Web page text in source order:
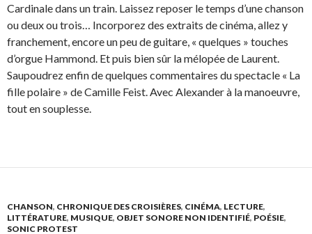
Cardinale dans un train. Laissez reposer le temps d’une chanson
ou deux ou trois… Incorporez des extraits de cinéma, allez y
franchement, encore un peu de guitare, « quelques » touches
d’orgue Hammond. Et puis bien sûr la mélopée de Laurent.
Saupoudrez enfin de quelques commentaires du spectacle « La
fille polaire » de Camille Feist. Avec Alexander à la manoeuvre,
tout en souplesse.
CHANSON, CHRONIQUE DES CROISIÈRES, CINÉMA, LECTURE,
LITTÉRATURE, MUSIQUE, OBJET SONORE NON IDENTIFIÉ, POÉSIE,
SONIC PROTEST